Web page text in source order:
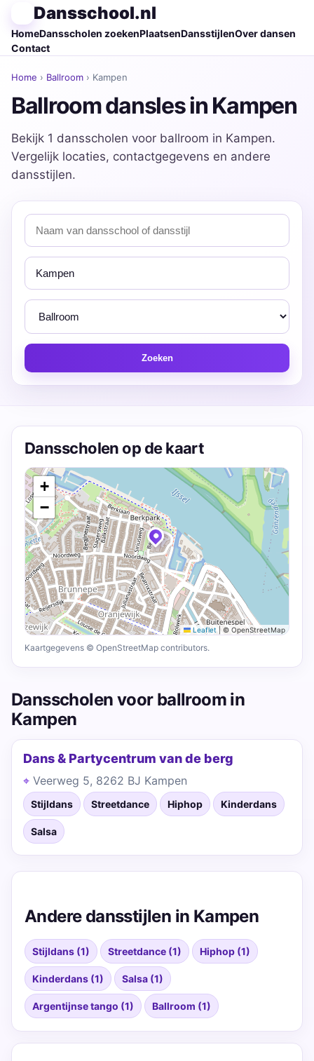
Dansschool.nl
HomeDansscholen zoekenPlaatsenDansstijlenOver dansen
Contact
Home › Ballroom › Kampen
Ballroom dansles in Kampen
Bekijk 1 dansscholen voor ballroom in Kampen.
Vergelijk locaties, contactgegevens en andere
dansstijlen.
Zoeken
Dansscholen op de kaart
+
−
Leaflet © OpenStreetMap
Kaartgegevens © OpenStreetMap contributors.
Dansscholen voor ballroom in
Kampen
Dans & Partycentrum van de berg
Veerweg 5, 8262 BJ Kampen
Stijldans Streetdance Hiphop Kinderdans
Salsa
Andere dansstijlen in Kampen
Stijldans (1) Streetdance (1) Hiphop (1)
Kinderdans (1) Salsa (1)
Argentijnse tango (1) Ballroom (1)